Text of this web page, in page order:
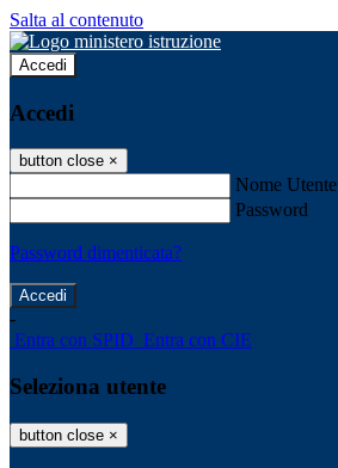
Salta al contenuto
Accedi
Accedi
button close ×
Nome Utente
Password
Password dimenticata?
-
Entra con SPID Entra con CIE
Seleziona utente
button close ×